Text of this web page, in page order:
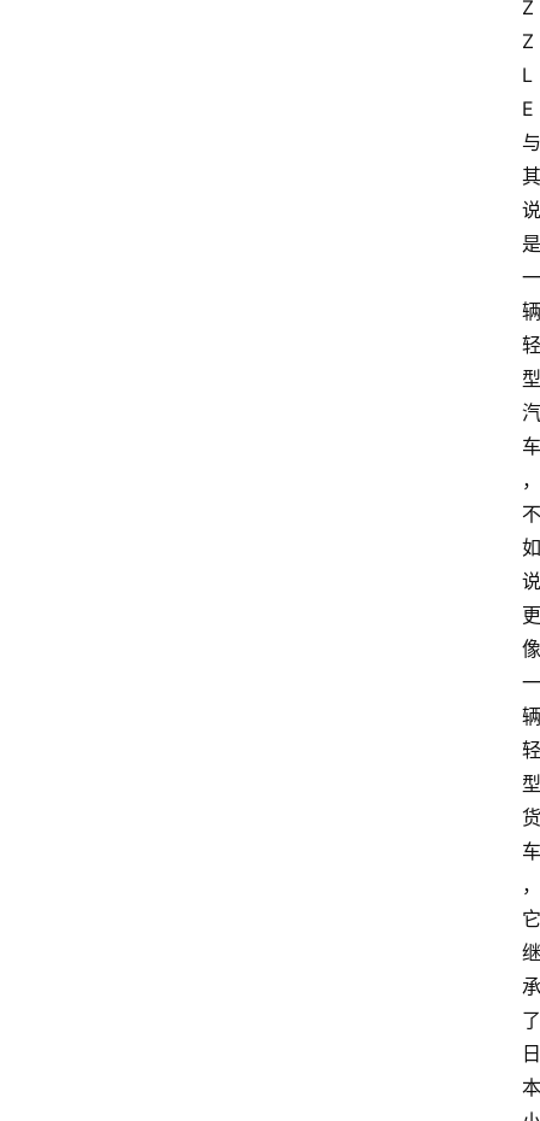
Z
Z
L
E
与
其
说
是
一
辆
轻
型
汽
车
，
不
如
说
更
像
一
辆
轻
型
货
车
，
它
继
承
了
日
本